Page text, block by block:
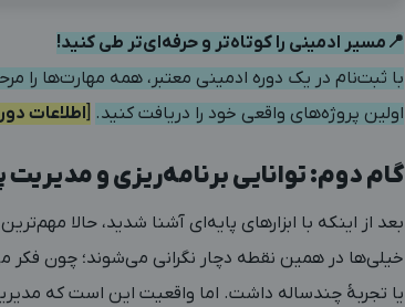
📍مسیر ادمینی را کوتاه‌تر و حرفه‌ای‌تر طی کنید!
با ثبت‌نام در یک دوره ادمینی معتبر، همه مهارت‌ها را
اولین پروژه‌های واقعی خود را دریافت کنید. [اطلاعات
گام دوم: توانایی برنامه‌ریزی و مدیریت
بعد از اینکه با ابزارهای پایه‌ای آشنا شدید، حالا
خیلی‌ها در همین نقطه دچار نگرانی می‌شوند؛ چون فکر
یا تجربۀ چندساله داشت. اما واقعیت این است که